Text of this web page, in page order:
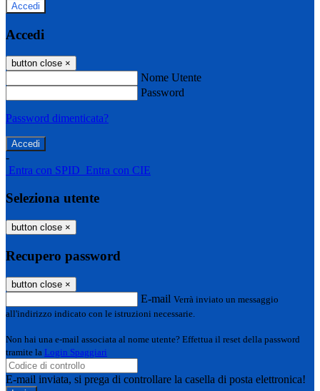
Accedi
Accedi
button close ×
Nome Utente
Password
Password dimenticata?
-
Entra con SPID Entra con CIE
Seleziona utente
button close ×
Recupero password
button close ×
E-mail Verrà inviato un messaggio
all'indirizzo indicato con le istruzioni necessarie.
Non hai una e-mail associata al nome utente? Effettua il reset della password
tramite la Login Spaggiari
E-mail inviata, si prega di controllare la casella di posta elettronica!